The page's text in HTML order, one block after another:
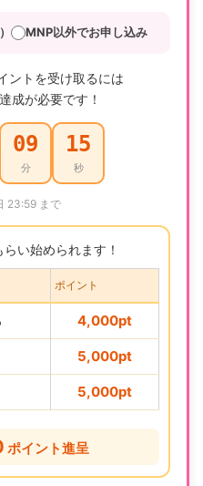
MNP以外でお申し込み
ントを受け取るには
成が必要です！
09
分
14
秒
23:59 まで
らい始められます！
ポイント
4,000pt
5,000pt
5,000pt
ポイント進呈